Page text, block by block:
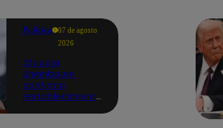
Política
07 de agosto
2026
Claudia
Sheinbaum
confirma
restablecimiento